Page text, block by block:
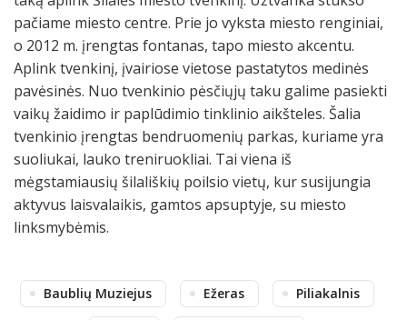
pačiame miesto centre. Prie jo vyksta miesto renginiai,
o 2012 m. įrengtas fontanas, tapo miesto akcentu.
Aplink tvenkinį, įvairiose vietose pastatytos medinės
pavėsinės. Nuo tvenkinio pėsčiųjų taku galime pasiekti
vaikų žaidimo ir paplūdimio tinklinio aikšteles. Šalia
tvenkinio įrengtas bendruomenių parkas, kuriame yra
suoliukai, lauko treniruokliai. Tai viena iš
mėgstamiausių šilališkių poilsio vietų, kur susijungia
aktyvus laisvalaikis, gamtos apsuptyje, su miesto
linksmybėmis.
Baublių Muziejus Ežeras Piliakalnis